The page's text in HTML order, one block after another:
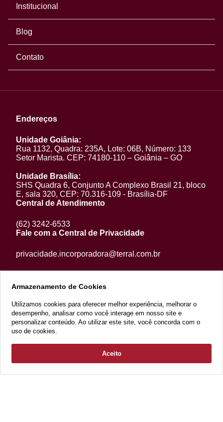
RECEBER ATENDIMENTO
Institucional
Blog
Contato
Endereços
Unidade Goiânia:
Rua 1132, Quadra: 235A, Lote: 06B, Número: 133
Setor Marista. CEP: 74180-110 – Goiânia – GO
Unidade Brasília:
SHS Quadra 6, Conjunto A Complexo Brasil 21, bloco
E, sala 320, CEP: 70.316-109 - Brasília-DF
Central de Atendimento
(62) 3242-6533
Fale com a Central de Privacidade
privacidade.incorporadora@terral.com.br
Armazenamento de Cookies
Utilizamos cookies para oferecer melhor experiência, melhorar o
desempenho, analisar como você interage em nosso site e
personalizar conteúdo. Ao utilizar este site, você concorda com o
uso de cookies.
Aceito